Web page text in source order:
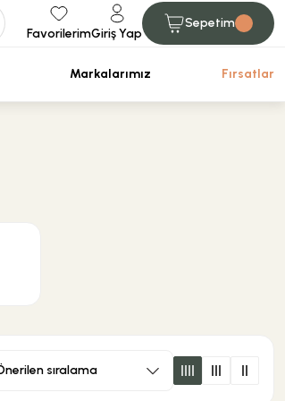
FavorilerimGiriş Yap
Sepetim
Markalarımız Fırsatlar